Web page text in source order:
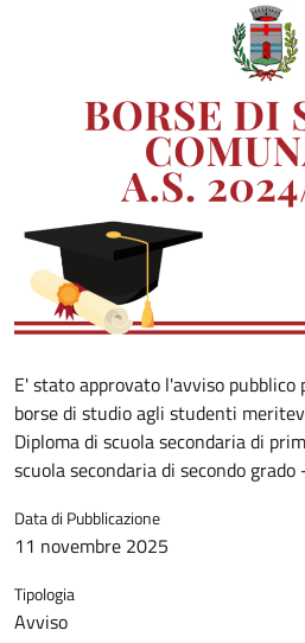
E' stato approvato l'avviso pubblico
borse di studio agli studenti
Diploma di scuola secondaria di
scuola secondaria di secondo
Data di Pubblicazione
11 novembre 2025
Tipologia
Avviso